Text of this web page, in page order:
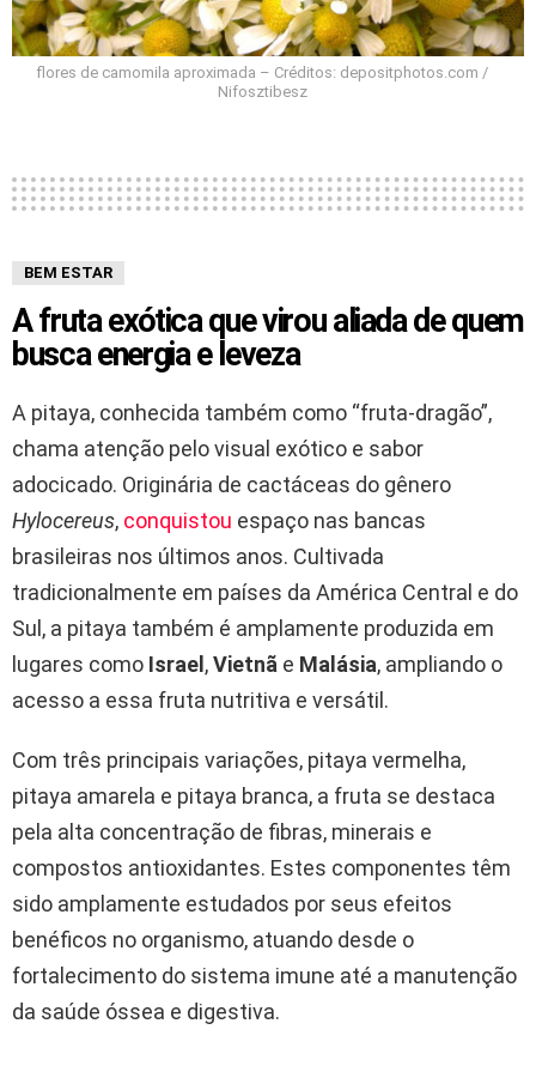
flores de camomila aproximada – Créditos: depositphotos.com /
Nifosztibesz
BEM ESTAR
A fruta exótica que virou aliada de quem
busca energia e leveza
A pitaya, conhecida também como “fruta-dragão”,
chama atenção pelo visual exótico e sabor
adocicado. Originária de cactáceas do gênero
Hylocereus, conquistou espaço nas bancas
brasileiras nos últimos anos. Cultivada
tradicionalmente em países da América Central e do
Sul, a pitaya também é amplamente produzida em
lugares como Israel ,Vietnã e Malásia, ampliando o
acesso a essa fruta nutritiva e versátil.
Com três principais variações, pitaya vermelha,
pitaya amarela e pitaya branca, a fruta se destaca
pela alta concentração de fibras, minerais e
compostos antioxidantes. Estes componentes têm
sido amplamente estudados por seus efeitos
benéficos no organismo, atuando desde o
fortalecimento do sistema imune até a manutenção
da saúde óssea e digestiva.